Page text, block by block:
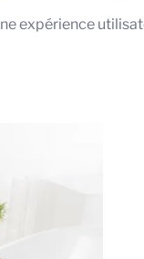
expérience